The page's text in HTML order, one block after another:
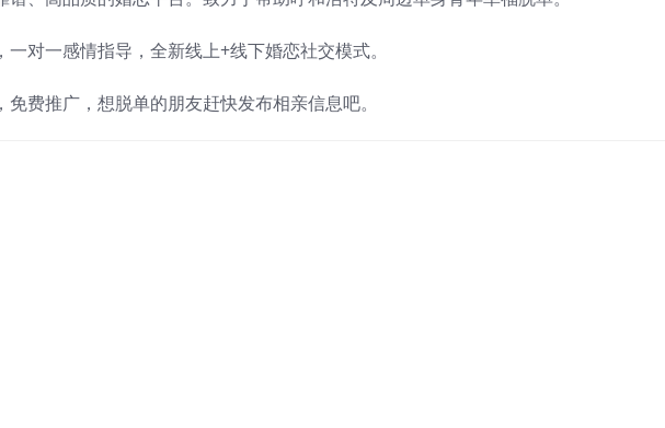
对一感情指导，全新线上+线下婚恋社交模式。
费推广，想脱单的朋友赶快发布相亲信息吧。